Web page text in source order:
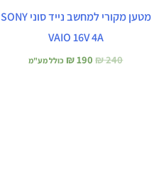
מטען מקורי למחשב נייד סוני SONY
VAIO 16V 4A
₪240
₪190 כולל מע"מ